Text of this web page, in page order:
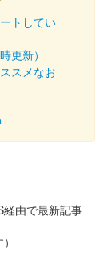
トしてい
更新）
スメなお
由で最新記事